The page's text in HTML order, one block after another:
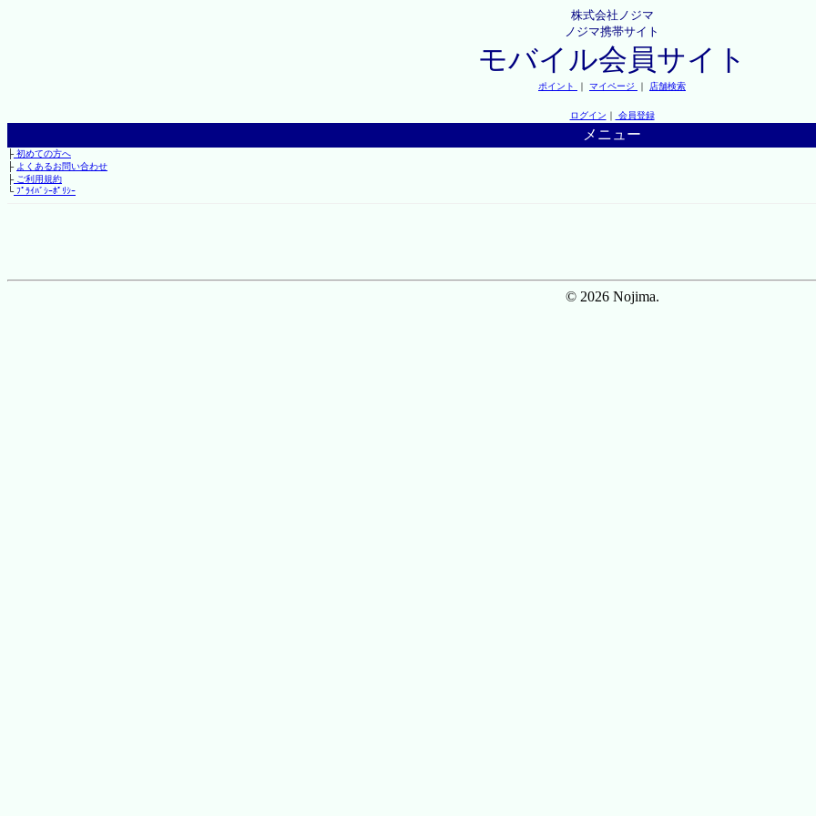
株式会社ノジマ
ノジマ携帯サイト
モバイル会員サイト
ポイント ｜ マイページ ｜ 店舗検索
ログイン ｜ 会員登録
メニュー
├初めての方へ
├ よくあるお問い合わせ
├ご利用規約
└ﾌﾟﾗｲﾊﾞｼｰﾎﾟﾘｼｰ
© 2026 Nojima.